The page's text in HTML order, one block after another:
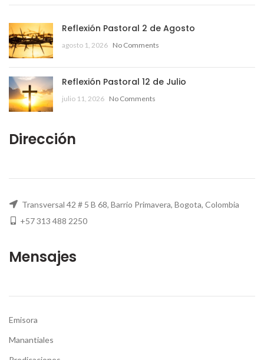
Reflexión Pastoral 2 de Agosto
agosto 1, 2026 No Comments
Reflexión Pastoral 12 de Julio
julio 11, 2026 No Comments
Dirección
Transversal 42 # 5 B 68, Barrio Primavera, Bogota, Colombia
+57 313 488 2250
Mensajes
Emisora
Manantiales